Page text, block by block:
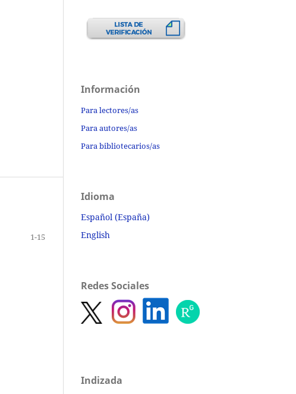
1-15
Información
Para lectores/as
Para autores/as
Para bibliotecarios/as
Idioma
Español (España)
English
Redes Sociales
Indizada